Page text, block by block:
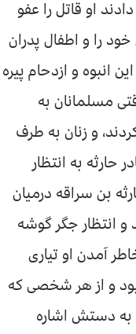
او قاتل را عفو
را و اطفال پدران
انبوه و ازدحام پیره
مسلمانان به
و زنان به طرف
به انتظار
بن سراقه درمیان
و انتظار جگر گوشه
آمدن او تیاری
بود و از هر شخصی كه
به دستش اشاره